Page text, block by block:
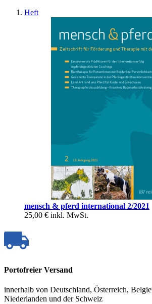
Heft
mensch & pferd international 2/2021
25,00 € inkl. MwSt.
Portofreier Versand
innerhalb von Deutschland, Österreich,
Niederlanden und der Schweiz